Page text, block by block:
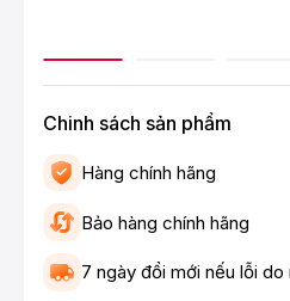
Chinh sách sản phẩm
Hàng chính hãng
Bảo hàng chính hãng
7 ngày đổi mới nếu lỗi do